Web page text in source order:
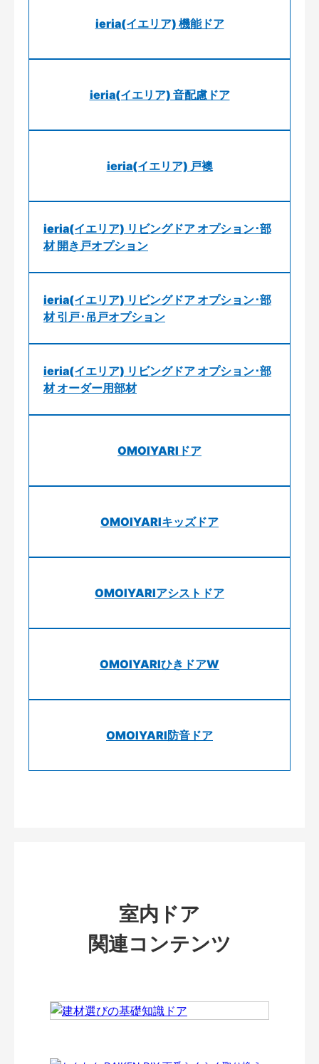
ieria(イエリア) 機能ドア
ieria(イエリア) 音配慮ドア
ieria(イエリア) 戸襖
ieria(イエリア) リビングドア オプション･部
材 開き戸オプション
ieria(イエリア) リビングドア オプション･部
材 引戸･吊戸オプション
ieria(イエリア) リビングドア オプション･部
材 オーダー用部材
OMOIYARIドア
OMOIYARIキッズドア
OMOIYARIアシストドア
OMOIYARIひきドアW
OMOIYARI防音ドア
室内ドア
関連コンテンツ